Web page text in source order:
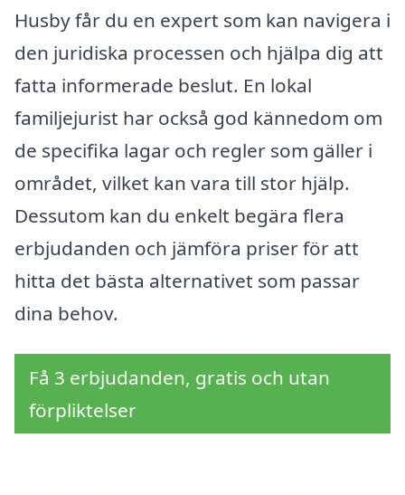
Husby får du en expert som kan navigera i
den juridiska processen och hjälpa dig att
fatta informerade beslut. En lokal
familjejurist har också god kännedom om
de specifika lagar och regler som gäller i
området, vilket kan vara till stor hjälp.
Dessutom kan du enkelt begära flera
erbjudanden och jämföra priser för att
hitta det bästa alternativet som passar
dina behov.
Få 3 erbjudanden, gratis och utan
förpliktelser